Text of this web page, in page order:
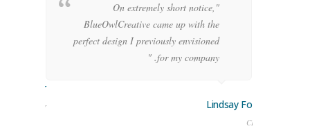
"On extremely short notice,
BlueOwlCreative came up with the
perfect design I previously envisioned
for my company. "
Lindsay Ford
CEO
Stoner
Manager